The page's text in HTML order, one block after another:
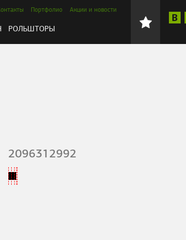
Портфолио Акции и новости
РОЛЬШТОРЫ
2096312992